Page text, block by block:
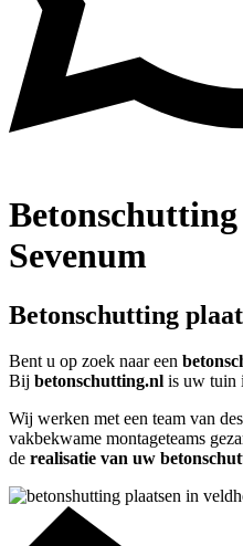
Sevenum
Betonschutting
Bent u op zoek naar een
Bij betonschutting.nl is uw tuin
Wij werken met een team van
vakbekwame montageteams
de realisatie van uw